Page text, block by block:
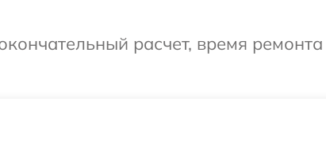
расчет, время